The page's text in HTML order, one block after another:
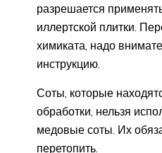
разрешается
иллертской плитки.
химиката, надо
инструкцию.
Соты, которые
обработки, нельзя
медовые соты. Их
перетопить.